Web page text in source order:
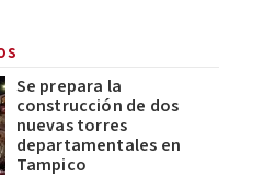
Se prepara la
construcción de dos
nuevas torres
departamentales en
Tampico